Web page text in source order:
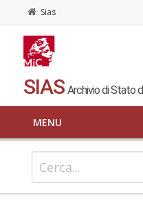
Sias
SIAS Archivio di Stato
MENU